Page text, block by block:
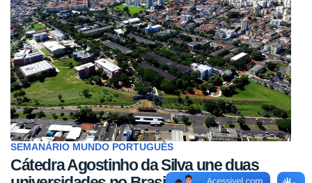
SEMANÁRIO MUNDO PORTUGUÊS
Cátedra Agostinho da Silva une duas